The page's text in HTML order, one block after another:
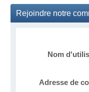
Rejoindre notre
Nom
Adresse de